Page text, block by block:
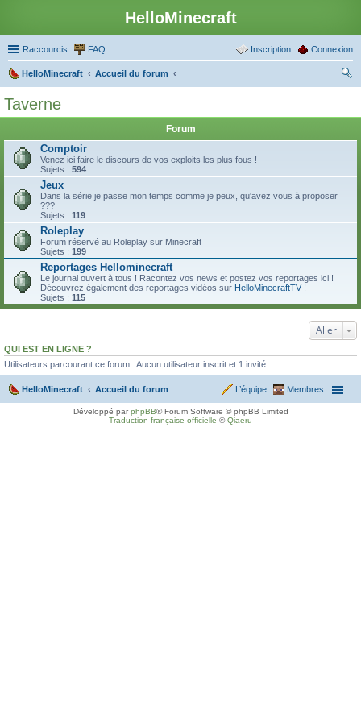
HelloMinecraft
Raccourcis FAQ Connexion
Inscription
HelloMinecraft
Accueil du forum
Taverne
Forum
Comptoir
Venez ici faire le discours de vos exploits les plus fous !
Sujets : 594
Jeux
Dans la série je passe mon temps comme je peux, qu'avez vous à proposer
???
Sujets : 119
Roleplay
Forum réservé au Roleplay sur Minecraft
Sujets : 199
Reportages Hellominecraft
Le journal ouvert à tous ! Racontez vos news et postez vos reportages ici !
Découvrez également des reportages vidéos sur HelloMinecraftTV!
Sujets : 115
Aller
QUI EST EN LIGNE ?
Utilisateurs parcourant ce forum : Aucun utilisateur inscrit et 1 invité
HelloMinecraft Accueil du forum Membres
L’équipe
Développé parphpBB® Forum Software © phpBB Limited
Traduction française officielle ©Qiaeru